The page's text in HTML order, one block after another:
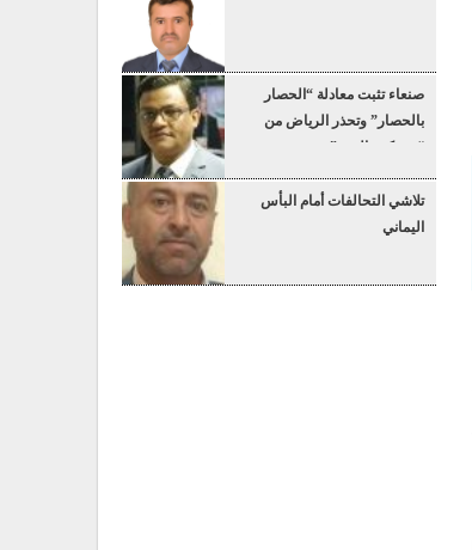
صنعاء تثبت معادلة “الحصار
بالحصار” وتحذر الرياض من
“عسكرة البحر”
تلاشي التحالفات أمام البأس
اليماني